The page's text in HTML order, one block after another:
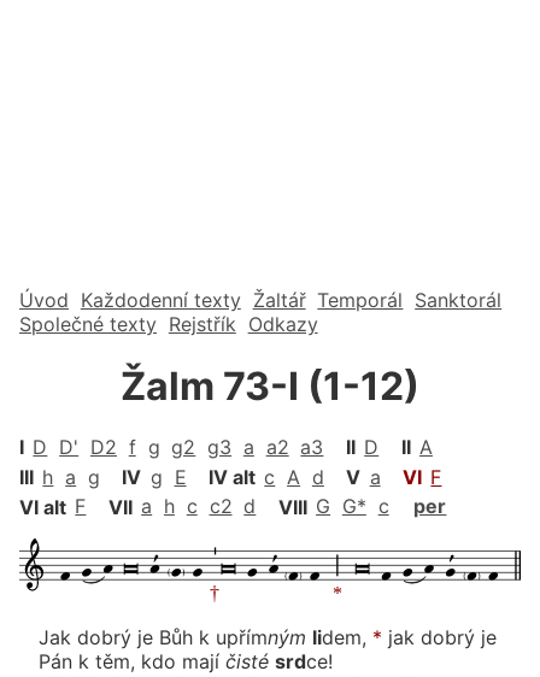
Úvod Každodenní texty Žaltář Temporál Sanktorál
Společné texty Rejstřík Odkazy
Žalm 73-I (1-12)
I D D' D2 f g g2 g3 a a2 a3 II D II A
III h a g IV g E IV alt c A d V a VI F
VI alt F VII a h c c2 d VIII G G* c per
Jak dobrý je Bůh k upřímným lidem, * jak dobrý je
Pán k těm, kdo mají čisté srdce!